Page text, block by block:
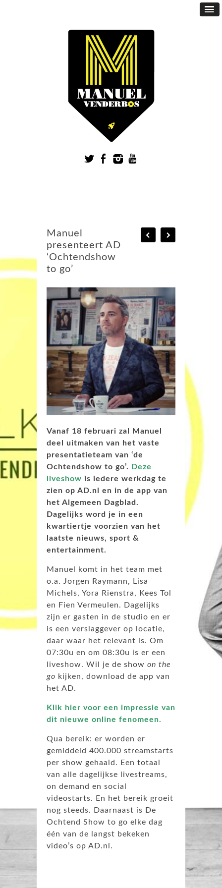
Manuel
presenteert AD
‘Ochtendshow
to go’
Vanaf 18 februari zal Manuel
deel uitmaken van het vaste
presentatieteam van ‘de
Ochtendshow to go’.
Deze
liveshow is iedere werkdag te
zien op AD.nl en in de app van
het Algemeen Dagblad.
Dagelijks word je in een
kwartiertje voorzien van het
laatste nieuws, sport &
entertainment.
Manuel komt in het team met
o.a. Jorgen Raymann, Lisa
Michels, Yora Rienstra, Kees Tol
en Fien Vermeulen. Dagelijks
zijn er gasten in de studio en er
is een verslaggever op locatie,
daar waar het relevant is. Om
07:30u en om 08:30u is er een
liveshow. Wil je de show on the
go kijken, download de app van
het AD.
Klik hier voor een impressie van
dit nieuwe online fenomeen.
Qua bereik: er worden er
gemiddeld 400.000 streamstarts
per show gehaald. Een totaal
van alle dagelijkse livestreams,
on demand en social
videostarts. En het bereik groeit
nog steeds. Daarnaast is De
Ochtend Show to go elke dag
één van de langst bekeken
video’s op AD.nl.